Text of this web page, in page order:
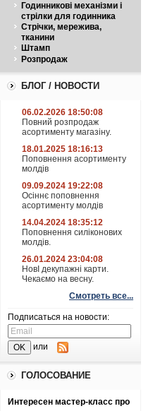
Годинникові механізми і
стрілки для годинника
Стрічки, мережива,
тканини
Штамп
Розпродаж
БЛОГ / НОВОСТИ
06.02.2026 18:50:08
Повний розпродаж
асортименту магазіну.
18.01.2025 18:16:13
Поповнення асортименту
молдів
09.09.2024 19:22:08
Осіннє поповнення
асортименту молдів
14.04.2024 18:35:12
Поповнення силіконових
молдів.
26.01.2024 23:04:08
НовІ декупажні карти.
Чекаємо на весну.
Смотреть все...
Подписаться на новости:
или
ГОЛОСОВАНИЕ
Интересен мастер-класс про